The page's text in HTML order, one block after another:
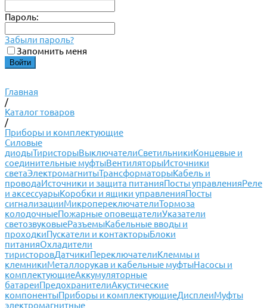
Пароль:
Забыли пароль?
Запомнить меня
Главная
/
Каталог товаров
/
Приборы и комплектующие
Силовые
диодыТиристорыВыключателиСветильникиКонцевые и
соединительные муфтыВентиляторыИсточники
светаЭлектромагнитыТрансформаторыКабель и
проводаИсточники и защита питанияПосты управленияРеле
и аксессуарыКоробки и ящики управленияПосты
сигнализацииМикропереключателиТормоза
колодочныеПожарные оповещателиУказатели
светозвуковыеРазъемыКабельные вводы и
проходкиПускатели и контакторыБлоки
питанияОхладители
тиристоровДатчикиПереключателиКлеммы и
клемникиМеталлорукав и кабельные муфтыНасосы и
комплектующиеАккумуляторные
батареиПредохранителиАкустические
компонентыПриборы и комплектующиеДисплеиМуфты
электромагнитные